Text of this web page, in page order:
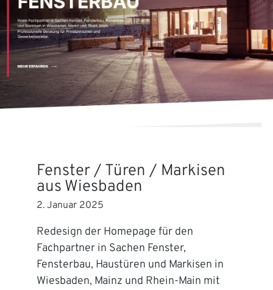
Fenster / Türen / Markisen
aus Wiesbaden
2. Januar 2025
Redesign der Homepage für den
Fachpartner in Sachen Fenster,
Fensterbau, Haustüren und Markisen in
Wiesbaden, Mainz und Rhein-Main mit